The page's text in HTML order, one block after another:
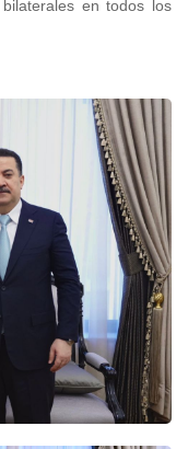
en todos los